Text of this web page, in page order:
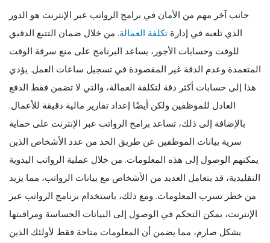
جانب آخر مهم من الأمان في برامج الرواتب عبر الإنترنت هو الدور
الذي تلعبه في إدارة تكلفة العمالة. من خلال ضمان التتبع الدقيق
للوقت وحسابات الأجور، يساعد البرنامج على منع سرقة الوقت
المتعمدة وعدم الدقة غير المقصودة في تسجيل ساعات العمل. يؤدي
هذا إلى حسابات أكثر دقة لتكلفة العمالة، والتي لا تضمن فقط الدفع
العادل للموظفين ولكن أيضًا إعداد تقارير مالية دقيقة للأعمال.
بالإضافة إلى ذلك، تساعد برامج الرواتب عبر الإنترنت على حماية
سرية بيانات الموظفين عن طريق الحد من عدد الأشخاص الذين
يمكنهم الوصول إلى هذه المعلومات. من خلال عملية الرواتب اليدوية
التقليدية، قد يتعامل العديد من الأشخاص مع بيانات الرواتب، مما يزيد
من خطر تسرب المعلومات. ومع ذلك، باستخدام برنامج الرواتب عبر
الإنترنت، يمكن التحكم في الوصول إلى البيانات الحساسة ومراقبتها
بشكل صارم، مما يضمن أن المعلومات متاحة فقط لأولئك الذين